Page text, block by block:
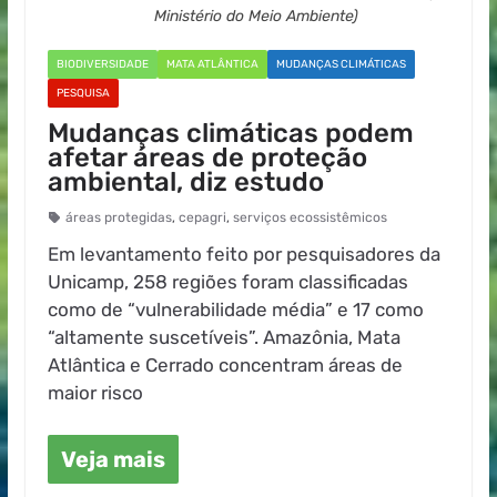
Ministério do Meio Ambiente)
BIODIVERSIDADE MATA ATLÂNTICA MUDANÇAS CLIMÁTICAS
PESQUISA
Mudanças climáticas podem
afetar áreas de proteção
ambiental, diz estudo
áreas protegidas, cepagri, serviços ecossistêmicos
Em levantamento feito por pesquisadores da
Unicamp, 258 regiões foram classificadas
como de “vulnerabilidade média” e 17 como
“altamente suscetíveis”. Amazônia, Mata
Atlântica e Cerrado concentram áreas de
maior risco
Veja mais